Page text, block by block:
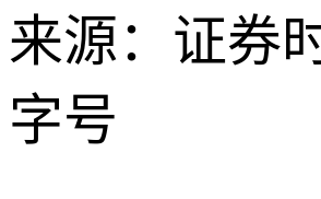
来源：证券
字号